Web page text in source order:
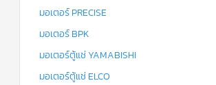
มอเตอร์ PRECISE
มอเตอร์ BPK
มอเตอร์ตู้แช่ YAMABISHI
มอเตอร์ตู้แช่ ELCO